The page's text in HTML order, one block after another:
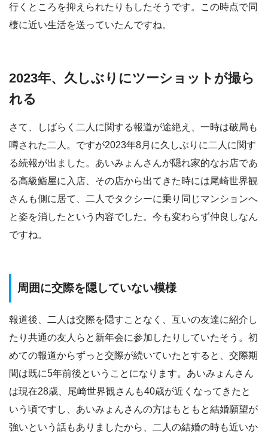
行くところを抑えられたりもしたそうです。この時点で同
棲に近い生活を送っていたんですね。
2023年、久しぶりにツーショットが撮ら
れる
さて、しばらく二人に関する報道が途絶え、一時は破局も
噂された二人。ですが2023年8月に久しぶりに二人に関す
る続報が出ました。あいみょんさんが隠れ家的なお店であ
る高級鮨屋に入店、その店から出てきた時には尾崎世界観
さんも側に居て、二人でタクシーに乗り同じマンションへ
と姿を消したという内容でした。今も変わらず仲良しなん
ですね。
周囲に交際を隠していない模様
報道後、二人は交際を隠すことなく、互いの友達に紹介し
たり共通の友人らと新年会に参加したりしていたそう。初
めての報道からずっと交際が続いていたとすると、交際期
間は既に5年前後ということになります。あいみょんさん
は現在28歳、尾崎世界観さんも40歳が近くなってきたと
いう頃ですし、あいみょんさんの方はもともと結婚願望が
強いという話もありましたから、二人の結婚の時も近いか